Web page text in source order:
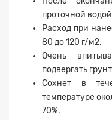
проточной
Расход при
80 до 120 г/м2.
Очень
подвергать
Сохнет в
температуре
70%.